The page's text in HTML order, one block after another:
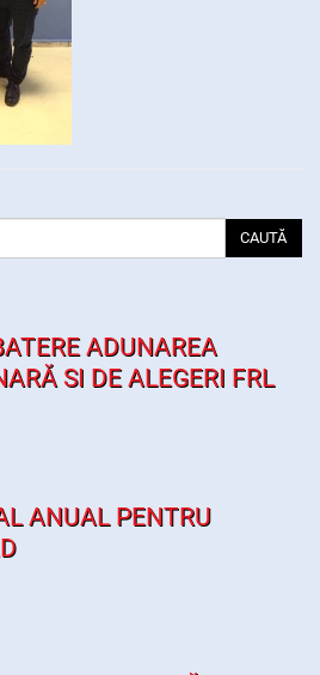
CAUTĂ
ADUNAREA
SI DE ALEGERI FRL
ANUAL PENTRU